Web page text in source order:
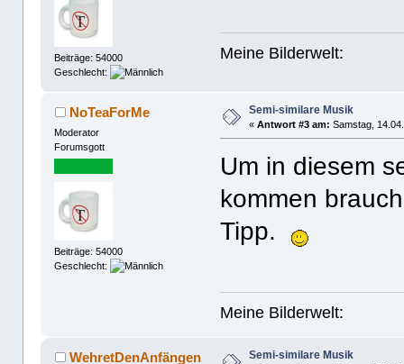
Beiträge: 54000
Geschlecht:
Meine Bilderwelt:
NoTeaForMe
Moderator
Forumsgott
Beiträge: 54000
Geschlecht:
Semi-similare Musik
«Antwort #3 am: Samstag,
Um in diesem
kommen
Tipp.
Meine Bilderwelt:
WehretDenAnfängen Semi-similare Musik